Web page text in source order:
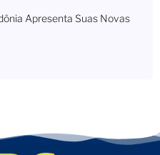
Apresenta Suas Novas